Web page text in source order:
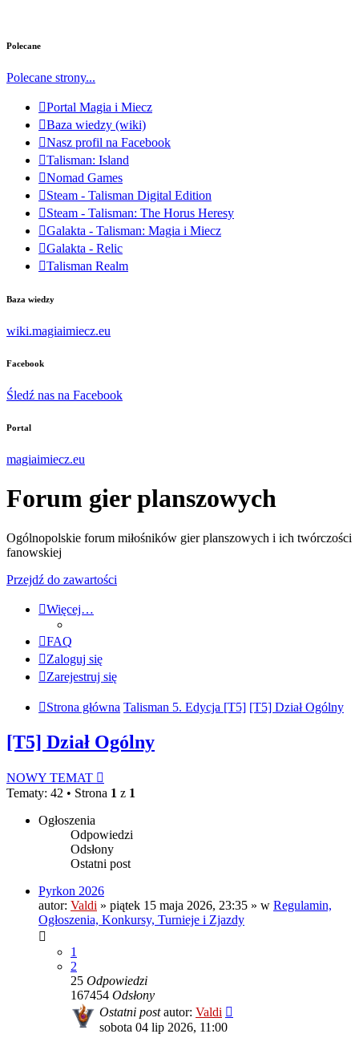
Polecane
Polecane strony...
Portal Magia i Miecz
Baza wiedzy (wiki)
Nasz profil na Facebook
Talisman: Island
Nomad Games
Steam - Talisman Digital Edition
Steam - Talisman: The Horus Heresy
Galakta - Talisman: Magia i Miecz
Galakta - Relic
Talisman Realm
Baza wiedzy
wiki.magiaimiecz.eu
Facebook
Śledź nas na Facebook
Portal
magiaimiecz.eu
Forum gier planszowych
Ogólnopolskie forum miłośników gier planszowych i ich twórczości
fanowskiej
Przejdź do zawartości
Więcej…
FAQ
Zaloguj się
Zarejestruj się
Strona główna Talisman 5. Edycja [T5] [T5] Dział Ogólny
[T5] Dział Ogólny
NOWY TEMAT
Tematy: 42 • Strona 1 z 1
Ogłoszenia
Odpowiedzi
Odsłony
Ostatni post
Pyrkon 2026
autor: Valdi » piątek 15 maja 2026, 23:35 » w Regulamin,
Ogłoszenia, Konkursy, Turnieje i Zjazdy
1
2
25 Odpowiedzi
167454 Odsłony
Ostatni postautor: Valdi
sobota 04 lip 2026, 11:00